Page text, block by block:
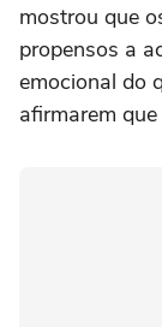
mostrou que
propensos a
emocional do
afirmarem